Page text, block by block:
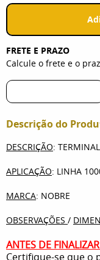
FRETE E PRAZO
Calcule o frete e o
Descrição do
DESCRIÇÃO:
APLICAÇÃO: LINHA
MARCA: NOBRE
OBSERVAÇÕES /
ANTES DE
Certifique-se que o